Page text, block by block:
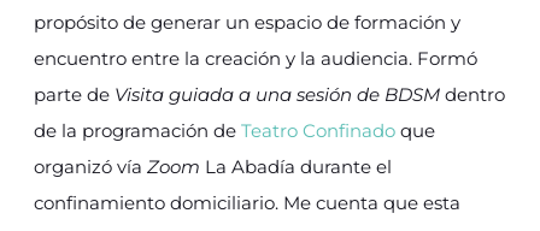
propósito de generar un espacio de formación y
encuentro entre la creación y la audiencia. Formó
parte de Visita guiada a una sesión de BDSM dentro
de la programación de Teatro Confinado que
organizó vía Zoom La Abadía durante el
confinamiento domiciliario. Me cuenta que esta